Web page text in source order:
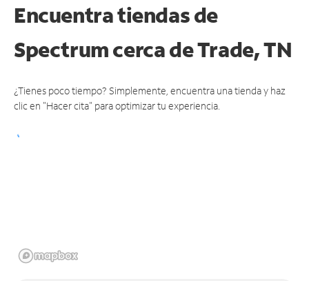
Encuentra tiendas de
Spectrum cerca deTrade, TN
¿Tienes poco tiempo? Simplemente, encuentra una tienda y haz
clic en "Hacer cita" para optimizar tu experiencia.